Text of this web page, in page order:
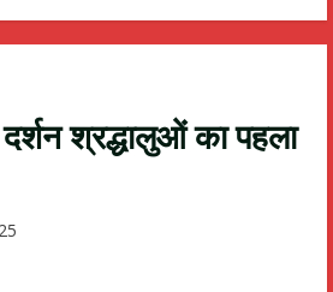
श्रद्धालुओं का पहला